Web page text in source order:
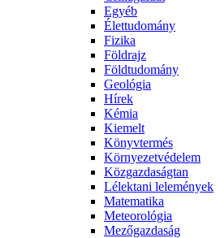
Egyéb
Élettudomány
Fizika
Földrajz
Földtudomány
Geológia
Hírek
Kémia
Kiemelt
Könyvtermés
Környezetvédelem
Közgazdaságtan
Lélektani lelemények
Matematika
Meteorológia
Mezőgazdaság